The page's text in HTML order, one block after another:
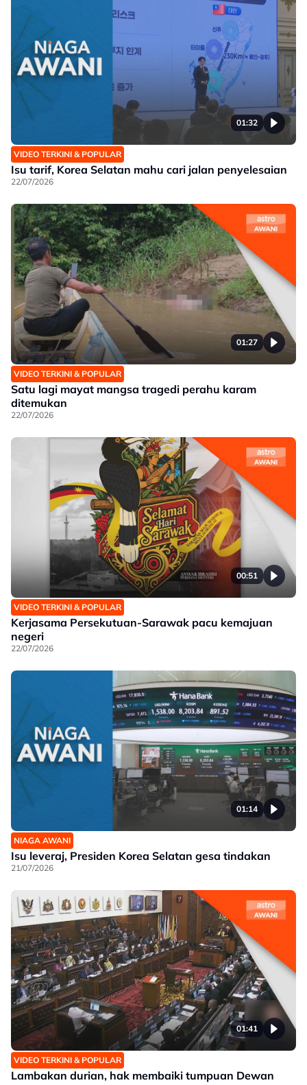
01:32
VIDEO TERKINI & POPULAR
Isu tarif, Korea Selatan mahu cari jalan penyelesaian
22/07/2026
01:27
VIDEO TERKINI & POPULAR
Satu lagi mayat mangsa tragedi perahu karam
ditemukan
22/07/2026
00:51
VIDEO TERKINI & POPULAR
Kerjasama Persekutuan-Sarawak pacu kemajuan
negeri
22/07/2026
01:14
NIAGA AWANI
Isu leveraj, Presiden Korea Selatan gesa tindakan
21/07/2026
01:41
VIDEO TERKINI & POPULAR
Lambakan durian, hak membaiki tumpuan Dewan